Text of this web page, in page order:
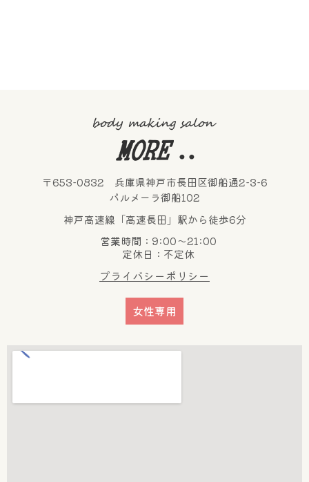
〒653-0832 兵庫県神戸市長田区御船通2-3-6
パルメーラ御船102
神戸高速線「高速長田」駅から徒歩6分
営業時間：9:00～21:00
定休日：不定休
プライバシーポリシー
女性専用